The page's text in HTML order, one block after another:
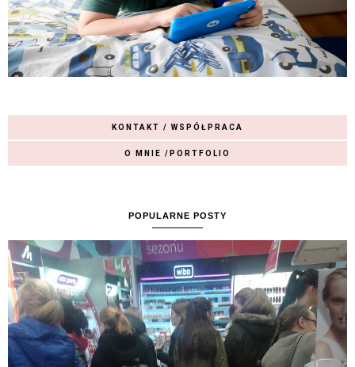
KONTAKT / WSPÓŁPRACA
O MNIE /PORTFOLIO
POPULARNE POSTY